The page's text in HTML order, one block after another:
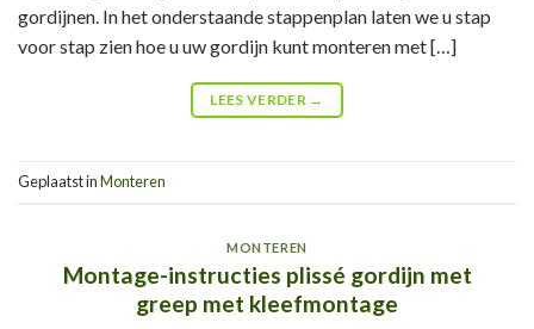
gordijnen. In het onderstaande stappenplan laten we u stap
voor stap zien hoe u uw gordijn kunt monteren met […]
LEES VERDER →
Geplaatst inMonteren
MONTEREN
Montage-instructies plissé gordijn met
greep met kleefmontage